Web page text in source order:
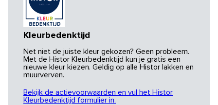
Kleurbedenktijd
Net niet de juiste kleur gekozen? Geen probleem.
Met de Histor Kleurbedenktijd kun je gratis een
nieuwe kleur kiezen. Geldig op alle Histor lakken en
muurverven.
Bekijk de actievoorwaarden en vul het Histor
Kleurbedenktijd formulier in.